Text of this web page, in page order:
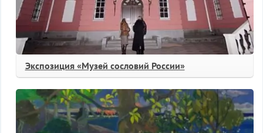
Экспозиция «Музей сословий России»